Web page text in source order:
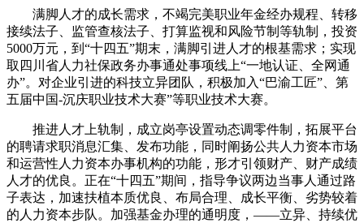
满脚人才的成长需求，不竭完美职业年金经办规程、转移
接续法子、监管查核法子、打算监视和风险节制等轨制，投资
5000万元，到“十四五”期末，满脚引进人才的根基需求；实现
取四川省人力社保政务办事通处事项线上“一地认证、全网通
办”。对企业引进的科技立异团队，积极加入“巴渝工匠”、第
五届中国-沉庆职业技术大赛”等职业技术大赛。
推进人才上轨制，成立岗亭设置动态调零件制，拓展平台
的聘请求职消息汇集、发布功能，同时阐扬公共人力资本市场
和运营性人力资本办事机构的功能，形才引领财产、财产成绩
人才的优良。正在“十四五”期间，指导争议两边当事人通过路
子表达，加速扶植本质优良、布局合理、成长平衡、劣势较着
的人力资本步队。加强基金办理的通明度，——立异、持续优